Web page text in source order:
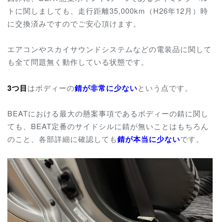
トに関しましても、走行距離35,000km（H26年12月）時
に交換済みですのでご安心頂けます。
エアコンやスカイサウンドシステムなどの電装品に関して
も全て問題無く動作している状態です。
3つ目はボディーの錆が非常に少ないという点です。
BEATにおける最大の懸案事項であるボディーの錆に関し
ても、BEAT定番のサイドシルに錆が無いことはもちろん
のこと、各部詳細に確認しても錆が本当に少ないです。